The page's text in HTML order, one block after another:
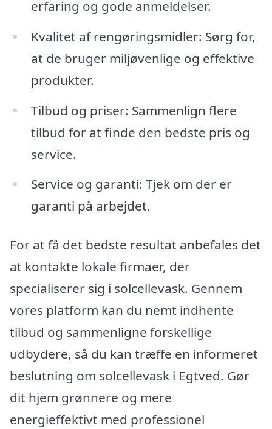
erfaring og gode anmeldelser.
Kvalitet af rengøringsmidler: Sørg for,
at de bruger miljøvenlige og effektive
produkter.
Tilbud og priser: Sammenlign flere
tilbud for at finde den bedste pris og
service.
Service og garanti: Tjek om der er
garanti på arbejdet.
For at få det bedste resultat anbefales det
at kontakte lokale firmaer, der
specialiserer sig i solcellevask. Gennem
vores platform kan du nemt indhente
tilbud og sammenligne forskellige
udbydere, så du kan træffe en informeret
beslutning om solcellevask i Egtved. Gør
dit hjem grønnere og mere
energieffektivt med professionel